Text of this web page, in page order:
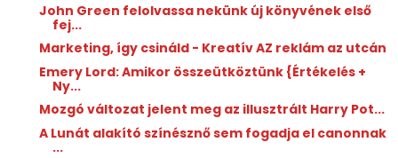
John Green felolvassa nekünk új könyvének első
fej...
Marketing, így csináld - Kreatív AZ reklám az utcán
Emery Lord: Amikor ​összeütköztünk {Értékelés +
Ny...
Mozgó változat jelent meg az illusztrált Harry Pot...
A Lunát alakító színésznő sem fogadja el canonnak
...